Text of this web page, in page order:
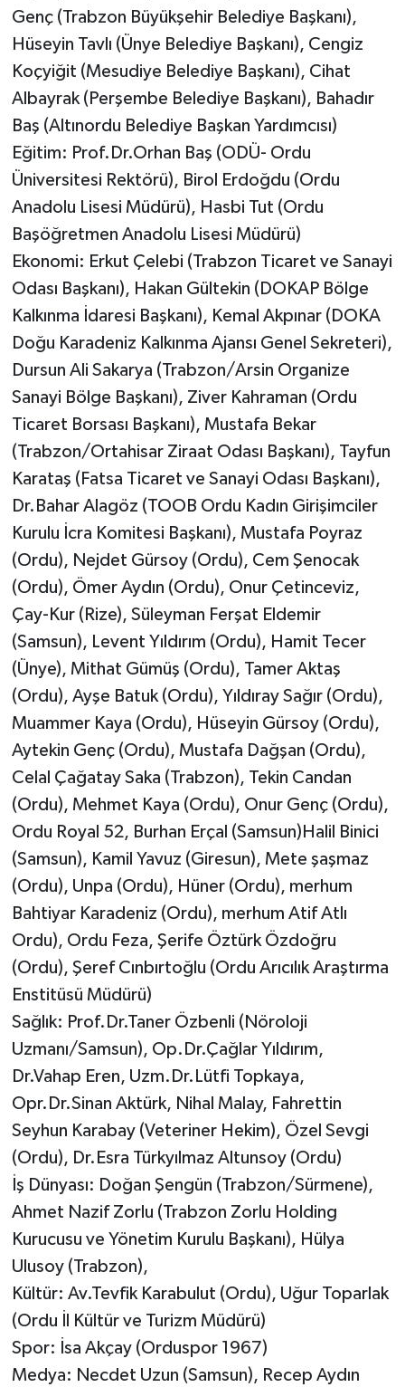
Genç (Trabzon Büyükşehir Belediye Başkanı),
Hüseyin Tavlı (Ünye Belediye Başkanı), Cengiz
Koçyiğit (Mesudiye Belediye Başkanı), Cihat
Albayrak (Perşembe Belediye Başkanı), Bahadır
Baş (Altınordu Belediye Başkan Yardımcısı)
Eğitim: Prof.Dr.Orhan Baş (ODÜ- Ordu
Üniversitesi Rektörü), Birol Erdoğdu (Ordu
Anadolu Lisesi Müdürü), Hasbi Tut (Ordu
Başöğretmen Anadolu Lisesi Müdürü)
Ekonomi: Erkut Çelebi (Trabzon Ticaret ve Sanayi
Odası Başkanı), Hakan Gültekin (DOKAP Bölge
Kalkınma İdaresi Başkanı), Kemal Akpınar (DOKA
Doğu Karadeniz Kalkınma Ajansı Genel Sekreteri),
Dursun Ali Sakarya (Trabzon/Arsin Organize
Sanayi Bölge Başkanı), Ziver Kahraman (Ordu
Ticaret Borsası Başkanı), Mustafa Bekar
(Trabzon/Ortahisar Ziraat Odası Başkanı), Tayfun
Karataş (Fatsa Ticaret ve Sanayi Odası Başkanı),
Dr.Bahar Alagöz (TOOB Ordu Kadın Girişimciler
Kurulu İcra Komitesi Başkanı), Mustafa Poyraz
(Ordu), Nejdet Gürsoy (Ordu), Cem Şenocak
(Ordu), Ömer Aydın (Ordu), Onur Çetinceviz,
Çay-Kur (Rize), Süleyman Ferşat Eldemir
(Samsun), Levent Yıldırım (Ordu), Hamit Tecer
(Ünye), Mithat Gümüş (Ordu), Tamer Aktaş
(Ordu), Ayşe Batuk (Ordu), Yıldıray Sağır (Ordu),
Muammer Kaya (Ordu), Hüseyin Gürsoy (Ordu),
Aytekin Genç (Ordu), Mustafa Dağşan (Ordu),
Celal Çağatay Saka (Trabzon), Tekin Candan
(Ordu), Mehmet Kaya (Ordu), Onur Genç (Ordu),
Ordu Royal 52, Burhan Erçal (Samsun)Halil Binici
(Samsun), Kamil Yavuz (Giresun), Mete şaşmaz
(Ordu), Unpa (Ordu), Hüner (Ordu), merhum
Bahtiyar Karadeniz (Ordu), merhum Atif Atlı
Ordu), Ordu Feza, Şerife Öztürk Özdoğru
(Ordu), Şeref Cınbırtoğlu (Ordu Arıcılık Araştırma
Enstitüsü Müdürü)
Sağlık: Prof.Dr.Taner Özbenli (Nöroloji
Uzmanı/Samsun), Op.Dr.Çağlar Yıldırım,
Dr.Vahap Eren, Uzm.Dr.Lütfi Topkaya,
Opr.Dr.Sinan Aktürk, Nihal Malay, Fahrettin
Seyhun Karabay (Veteriner Hekim), Özel Sevgi
(Ordu), Dr.Esra Türkyılmaz Altunsoy (Ordu)
İş Dünyası: Doğan Şengün (Trabzon/Sürmene),
Ahmet Nazif Zorlu (Trabzon Zorlu Holding
Kurucusu ve Yönetim Kurulu Başkanı), Hülya
Ulusoy (Trabzon),
Kültür: Av.Tevfik Karabulut (Ordu), Uğur Toparlak
(Ordu İl Kültür ve Turizm Müdürü)
Spor: İsa Akçay (Orduspor 1967)
Medya: Necdet Uzun (Samsun), Recep Aydın